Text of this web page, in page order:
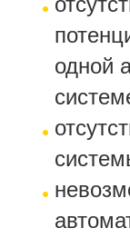
одной